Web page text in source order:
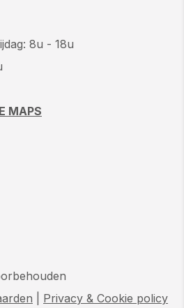
8u - 18u
MAPS
Privacy & Cookie policy